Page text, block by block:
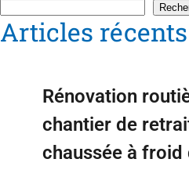
Articles récents
Rénovation
chantier de
chaussée à froid